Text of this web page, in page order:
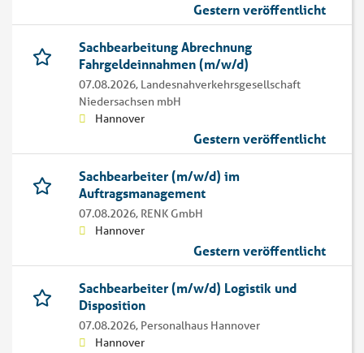
Gestern veröffentlicht
Sachbearbeitung Abrechnung
Fahrgeldeinnahmen (m/w/d)
07.08.2026, Landesnahverkehrsgesellschaft
Niedersachsen mbH
Hannover
Gestern veröffentlicht
Sachbearbeiter (m/w/d) im
Auftragsmanagement
07.08.2026, RENK GmbH
Hannover
Gestern veröffentlicht
Sachbearbeiter (m/w/d) Logistik und
Disposition
07.08.2026, Personalhaus Hannover
Hannover